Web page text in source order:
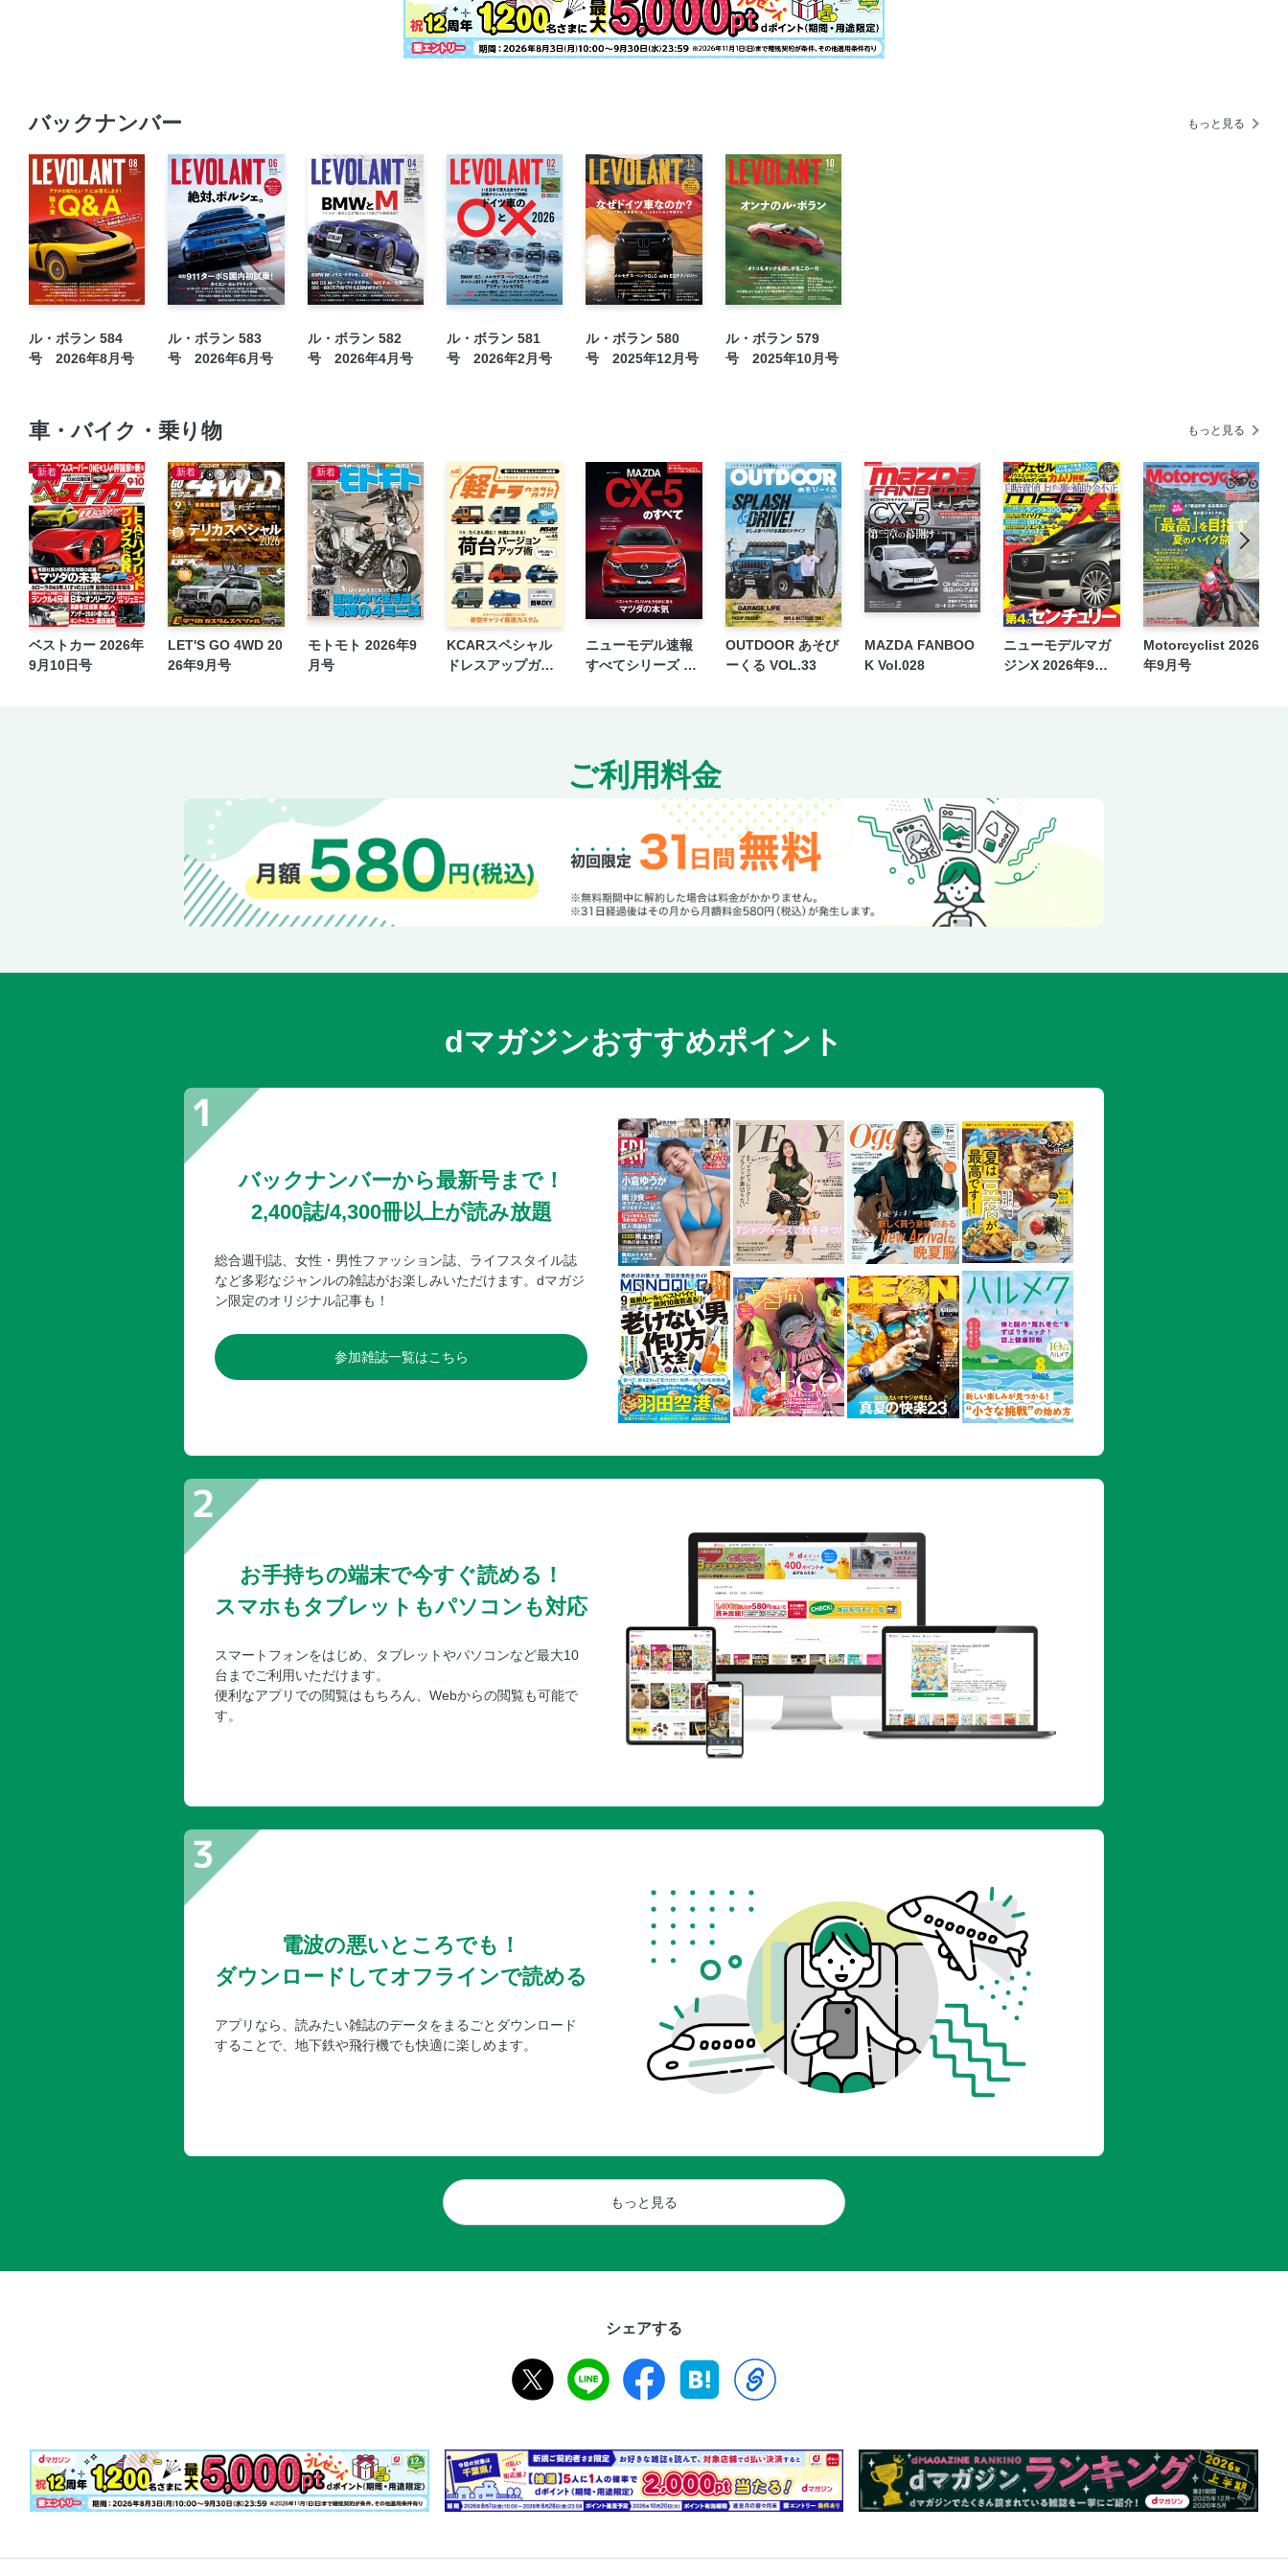
ID Buzzは最強のショーファーカーになりえるか？
フォルクスワーゲンのマルとバツ
ROAD IMPRESSION 01 BYDシーライオン６
ROAD IMPRESSION 02 ホンダヴェゼルRS
ROAD IMPRESSION 03 日産ルークス
CIRCUIT IMPRESSION 01 ランボルギーニ・テメラリオ
連載：高桑秀典の「レジェンドカーズライフ」
連載：石井昌道×遠藤イヅルの「ニュー・カーテクノロジー・イラストレイテッ
ド」
連載：渡辺敏史の「熟れウマ、この一台」
連載：中三川大地の「仕事師の素顔」
TOP ARTICLES ホンダイベント紹介
LAB告知
DEBUT！
輸入車/国産車問い合わせ先
メイクアップAD
奥付
バックナンバー もっと見る
ル・ボラン 584
号 2026年8月号
ル・ボラン 583
号 2026年6月号
ル・ボラン 582
号 2026年4月号
ル・ボラン 581
号 2026年2月号
ル・ボラン 580
号 2025年12月号
ル・ボラン 579
号 2025年10月号
車・バイク・乗り物 もっと見る
新着
ベストカー 2026年
9月10日号
新着
LET'S GO 4WD 20
26年9月号
新着
モトモト 2026年9
月号
KCARスペシャル
ドレスアップガイ
ニューモデル速報
すべてシリーズ 第
OUTDOOR あそび
ーくる VOL.33
MAZDA FANBOO
K Vol.028
ニューモデルマガ
ジンX 2026年9月
Motorcyclist 2026
年9月号
ご利用料金
dマガジンおすすめポイント
バックナンバーから最新号まで！
2,400誌/4,300冊以上が読み放題
総合週刊誌、女性・男性ファッション誌、ライフスタイル誌
など多彩なジャンルの雑誌がお楽しみいただけます。dマガジ
ン限定のオリジナル記事も！
参加雑誌一覧はこちら
お手持ちの端末で今すぐ読める！
スマホもタブレットもパソコンも対応
スマートフォンをはじめ、タブレットやパソコンなど最大10
台までご利用いただけます。
便利なアプリでの閲覧はもちろん、Webからの閲覧も可能で
す。
電波の悪いところでも！
ダウンロードしてオフラインで読める
アプリなら、読みたい雑誌のデータをまるごとダウンロード
することで、地下鉄や飛行機でも快適に楽しめます。
もっと見る
シェアする